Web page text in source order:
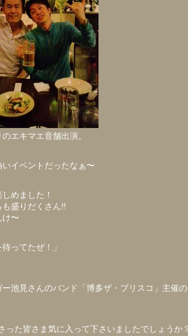
エキマエ音舗出演。
イベントだったなぁ〜
めました！
盛りだくさん!!
け〜
待ってたぜ！」
ー池見さんのバンド「博多ザ・ブリスコ」主催
った皆さま気に入って下さいましたでしょうか